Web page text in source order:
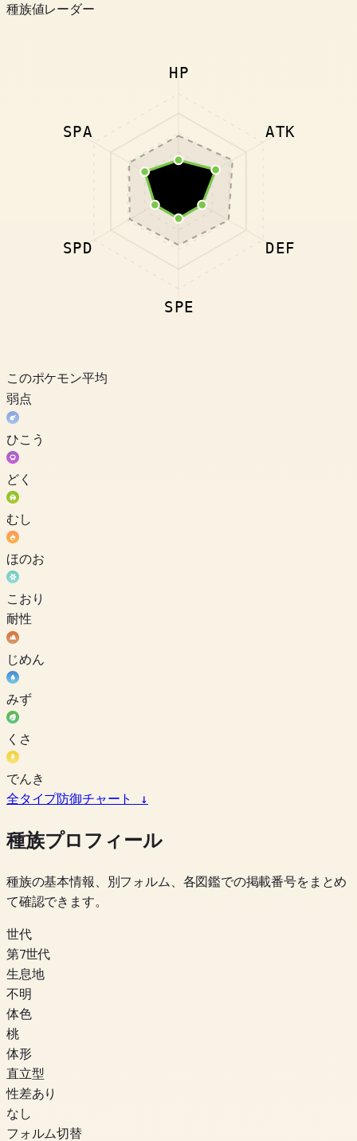
種族値レーダー
HP
ATK
DEF
SPE
SPD
SPA
このポケモン平均
弱点
ひこう
どく
むし
ほのお
こおり
耐性
じめん
みず
くさ
でんき
全タイプ防御チャート
↓
種族プロフィール
種族の基本情報、別フォルム、各図鑑での掲載番号をまとめ
て確認できます。
世代
第7世代
生息地
不明
体色
桃
体形
直立型
性差あり
なし
フォルム切替